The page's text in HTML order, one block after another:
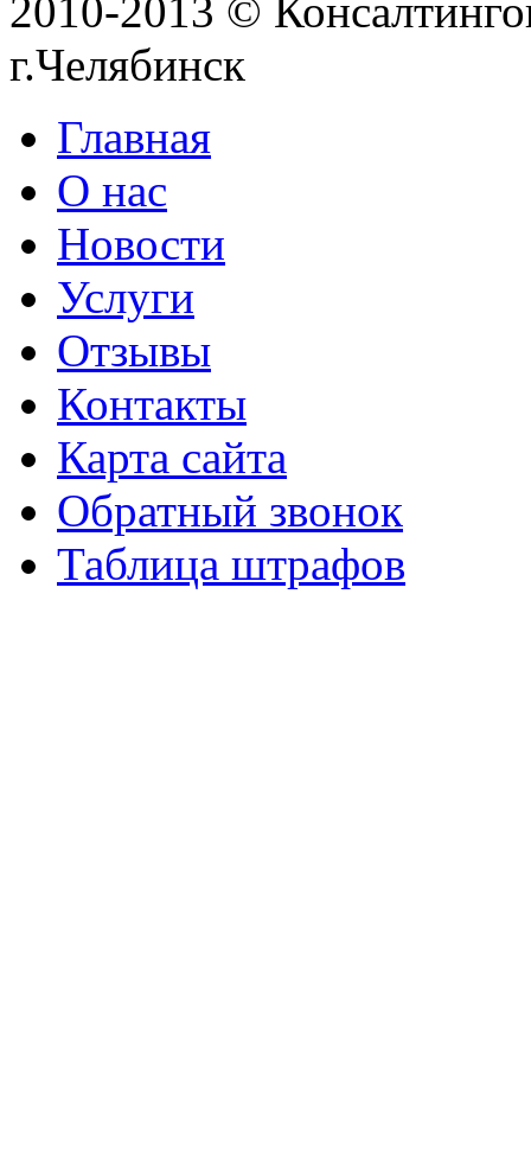
2010-2013 ©
г.Челябинск
Главная
О нас
Новости
Услуги
Отзывы
Контакты
Карта сайта
Обратный звонок
Таблица штрафов